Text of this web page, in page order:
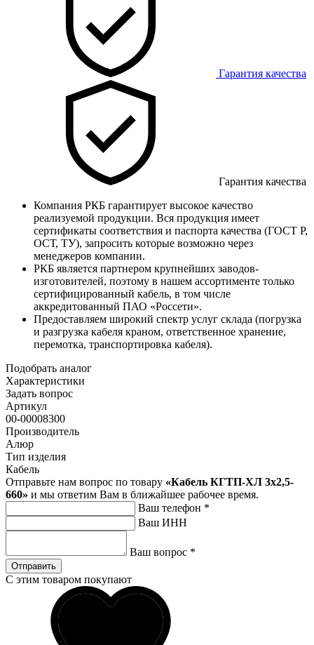
Гарантия качества
Гарантия качества
Компания РКБ гарантирует высокое качество
реализуемой продукции. Вся продукция имеет
сертификаты соответствия и паспорта качества (ГОСТ Р,
ОСТ, ТУ), запросить которые возможно через
менеджеров компании.
РКБ является партнером крупнейших заводов-
изготовителей, поэтому в нашем ассортименте только
сертифицированный кабель, в том числе
аккредитованный ПАО «Россети».
Предоставляем широкий спектр услуг склада (погрузка
и разгрузка кабеля краном, ответственное хранение,
перемотка, транспортировка кабеля).
Подобрать аналог
Характеристики
Задать вопрос
Артикул
00-00008300
Производитель
Алюр
Тип изделия
Кабель
Отправьте нам вопрос по товару «Кабель КГТП-ХЛ 3х2,5-
660» и мы ответим Вам в ближайшее рабочее время.
Ваш телефон *
Ваш ИНН
Ваш вопрос *
Отправить
С этим товаром покупают